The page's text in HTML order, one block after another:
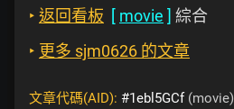
‣ 返回看板 [ movie ] 綜合
‣ 更多 sjm0626 的文章
文章代碼(AID): #1ebl5GCf(movie)